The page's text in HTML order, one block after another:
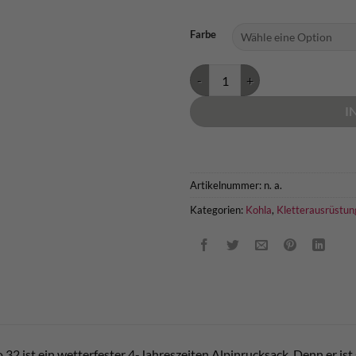
Farbe
Kohla Alpinist Pro 32 Menge
Artikelnummer: n. a.
Kategorien: Kohla,